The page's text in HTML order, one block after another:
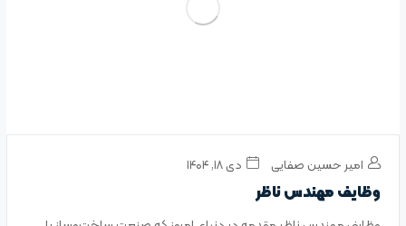
امیر حسین صفایی دی ۱۸, ۱۴۰۴
وظایف مهندس ناظر